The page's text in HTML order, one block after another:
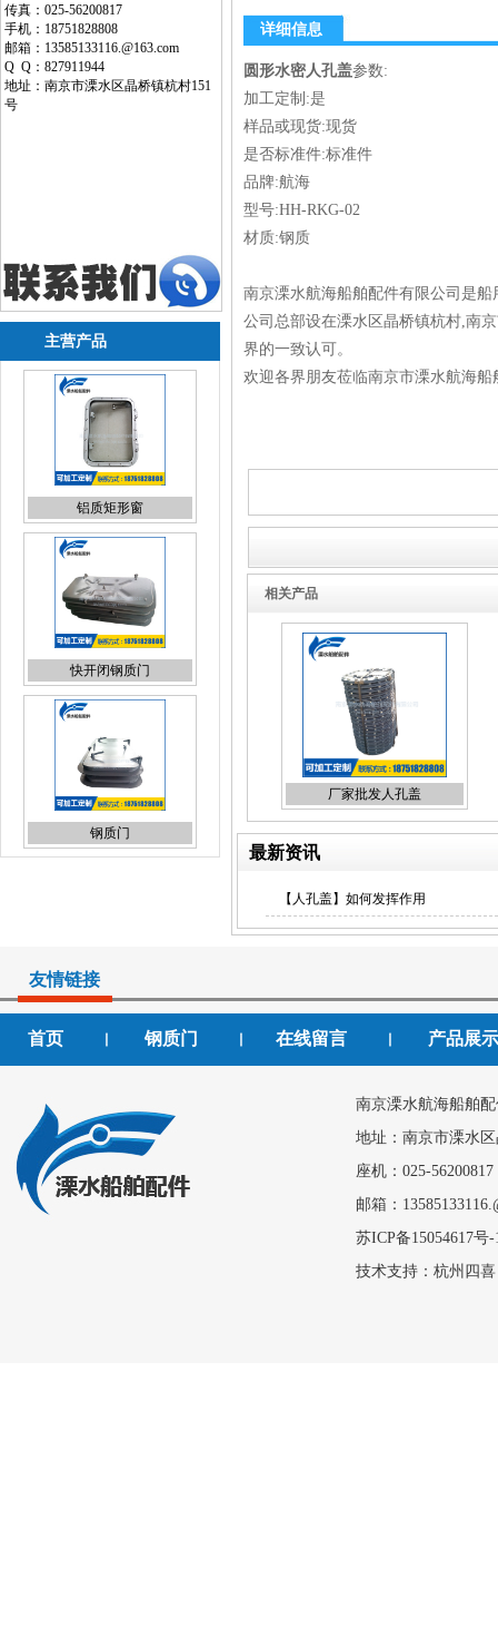
传真：025-56200817
手机：18751828808
邮箱：13585133116.@163.com
Q Q：827911944
地址：南京市溧水区晶桥镇杭村151
号
主营产品
铝质矩形窗
快开闭钢质门
钢质门
人孔盖
详细信息
圆形水密人孔盖参数:
加工定制:是
样品或现货:现货
是否标准件:标准件
品牌:航海
型号:HH-RKG-02
材质:钢质
南京溧水航海船舶配件有限公司是
公司总部设在溧水区晶桥镇杭村,南
界的一致认可。
欢迎各界朋友莅临南京市溧水航海
相关产品
厂家批发人孔盖
最新资讯
【人孔盖】如何发挥作用
友情链接
首页 钢质门 在线留言 产品展示
南京溧水航海船舶
地址：南京市溧水
座机：025-
邮箱：
苏ICP备15054617号-
技术支持： 杭州四喜